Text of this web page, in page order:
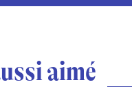
aimé